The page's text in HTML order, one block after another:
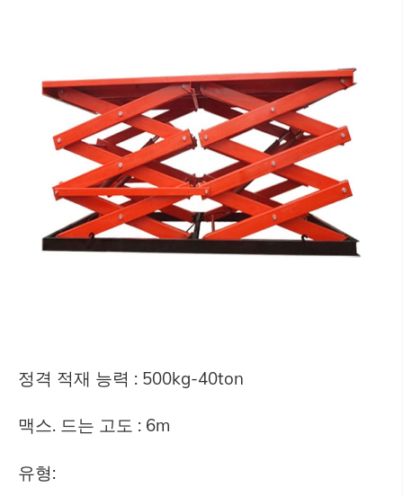
정격 적재 능력 : 500kg-40ton
맥스. 드는 고도 : 6m
유형: